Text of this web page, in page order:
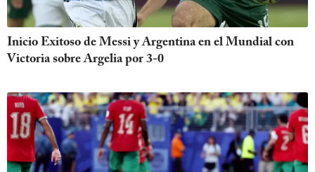
Inicio Exitoso de Messi y Argentina en el Mundial con
Victoria sobre Argelia por 3-0